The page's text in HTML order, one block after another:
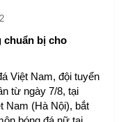
chuẩn bị cho
Việt Nam, đội tuyển
từ ngày 7/8, tại
Nam (Hà Nội), bắt